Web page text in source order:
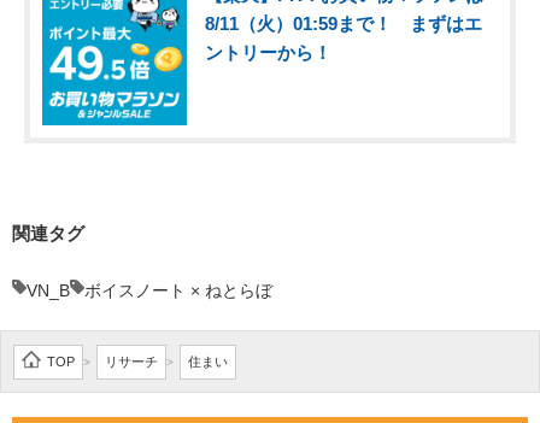
8/11（火）01:59まで！ まずはエ
ントリーから！
関連タグ
VN_B ボイスノート × ねとらぼ
TOP > リサーチ > 住まい